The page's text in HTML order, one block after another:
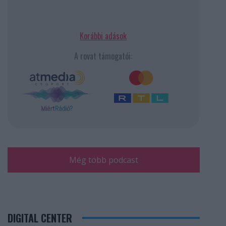
Korábbi adások
A rovat támogatói:
Még több podcast
DIGITAL CENTER